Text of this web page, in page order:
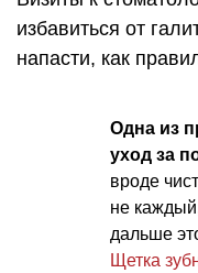
избавиться от
напасти, как
Одна из
уход за
вроде
не
дальше
Щетка